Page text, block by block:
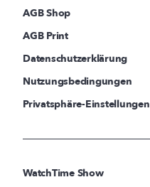
AGB Shop
AGB Print
Datenschutzerklärung
Nutzungsbedingungen
Privatsphäre-Einstellungen
WatchTime Show